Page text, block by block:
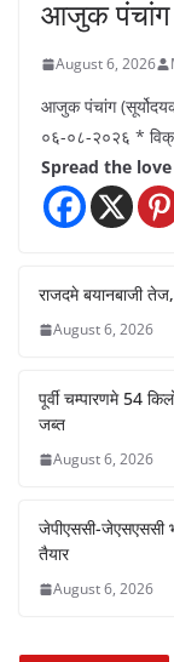
आजुक
August 6, 2026
आजुक पंचांग
०६-०८-२०२६ *
Spread the love
राजदमे बयानबाजी
August 6, 2026
पूर्वी चम्पारणमे 54
जब्त
August 6, 2026
जेपीएससी-जेएसएससी
तैयार
August 6, 2026